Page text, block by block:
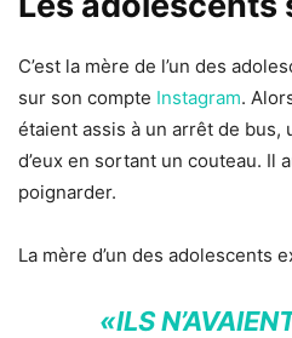
C’est la mère de l’un des
sur son compte Instagram.
étaient assis à un arrêt de bus,
d’eux en sortant un couteau. Il
poignarder.
La mère d’un des adolescents
«ILS